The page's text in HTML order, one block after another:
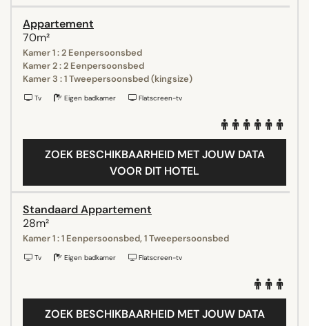
Appartement
70m²
Kamer 1 : 2 Eenpersoonsbed
Kamer 2 : 2 Eenpersoonsbed
Kamer 3 : 1 Tweepersoonsbed (kingsize)
Tv Eigen badkamer Flatscreen-tv
ZOEK BESCHIKBAARHEID MET JOUW DATA
VOOR DIT HOTEL
Standaard Appartement
28m²
Kamer 1 : 1 Eenpersoonsbed, 1 Tweepersoonsbed
Tv Eigen badkamer Flatscreen-tv
ZOEK BESCHIKBAARHEID MET JOUW DATA